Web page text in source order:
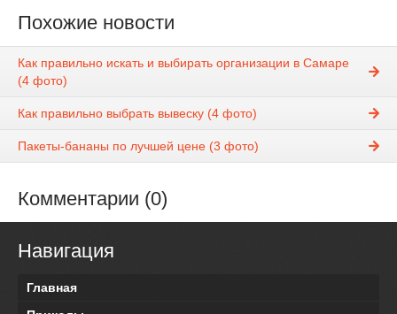
Похожие новости
Как правильно искать и выбирать организации в Самаре
(4 фото)
Как правильно выбрать вывеску (4 фото)
Пакеты-бананы по лучшей цене (3 фото)
Комментарии (0)
Навигация
Главная